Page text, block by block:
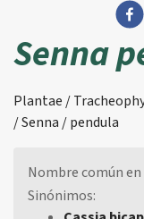
Senna
Plantae /
/ Senna / pendula
Nombre común
Sinónimos: